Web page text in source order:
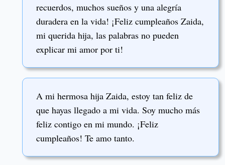
recuerdos, muchos sueños y una alegría
duradera en la vida! ¡Feliz cumpleaños Zaida,
mi querida hija, las palabras no pueden
explicar mi amor por ti!
A mi hermosa hija Zaida, estoy tan feliz de
que hayas llegado a mi vida. Soy mucho más
feliz contigo en mi mundo. ¡Feliz
cumpleaños! Te amo tanto.